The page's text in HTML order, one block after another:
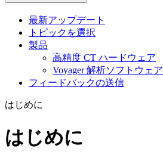
最新アップデート
トピックを選択
製品
高精度 CT ハードウェア
Voyager 解析ソフトウェア
フィードバックの送信
はじめに
はじめに